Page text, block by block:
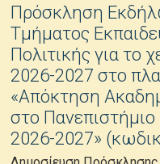
Πρόσκληση
Τμήματος
Πολιτικής για το
2026-2027 στο
«Απόκτηση
στο Πανεπιστήμιο
2026-2027»